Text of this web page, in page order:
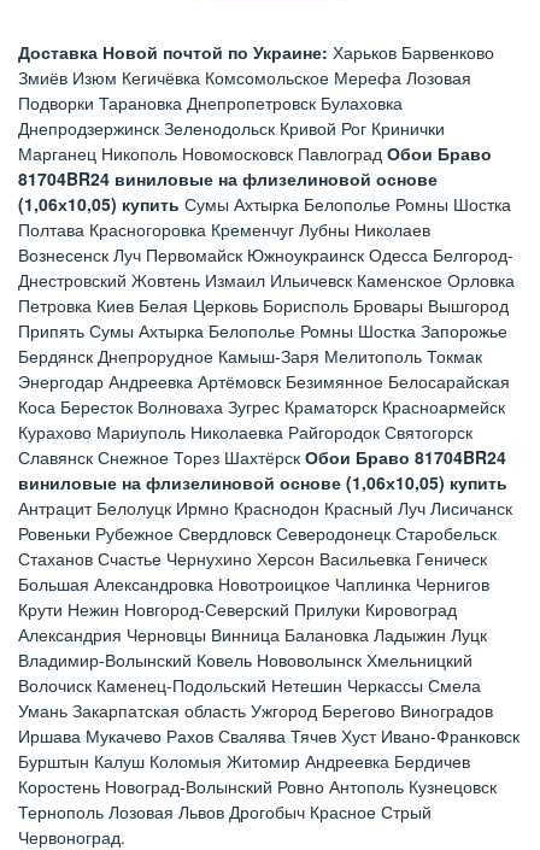
Доставка Новой почтой по Украине: Харьков Барвенково
Змиёв Изюм Кегичёвка Комсомольское Мерефа Лозовая
Подворки Тарановка Днепропетровск Булаховка
Днепродзержинск Зеленодольск Кривой Рог Кринички
Марганец Никополь Новомосковск Павлоград Обои Браво
81704BR24 виниловые на флизелиновой основе
(1,06х10,05) купить Сумы Ахтырка Белополье Ромны Шостка
Полтава Красногоровка Кременчуг Лубны Николаев
Вознесенск Луч Первомайск Южноукраинск Одесса Белгород-
Днестровский Жовтень Измаил Ильичевск Каменское Орловка
Петровка Киев Белая Церковь Борисполь Бровары Вышгород
Припять Сумы Ахтырка Белополье Ромны Шостка Запорожье
Бердянск Днепрорудное Камыш-Заря Мелитополь Токмак
Энергодар Андреевка Артёмовск Безимянное Белосарайская
Коса Бересток Волноваха Зугрес Краматорск Красноармейск
Курахово Мариуполь Николаевка Райгородок Святогорск
Славянск Снежное Торез Шахтёрск Обои Браво 81704BR24
виниловые на флизелиновой основе (1,06х10,05) купить
Антрацит Белолуцк Ирмно Краснодон Красный Луч Лисичанск
Ровеньки Рубежное Свердловск Северодонецк Старобельск
Стаханов Счастье Чернухино Херсон Васильевка Геническ
Большая Александровка Новотроицкое Чаплинка Чернигов
Крути Нежин Новгород-Северский Прилуки Кировоград
Александрия Черновцы Винница Балановка Ладыжин Луцк
Владимир-Волынский Ковель Нововолынск Хмельницкий
Волочиск Каменец-Подольский Нетешин Черкассы Смела
Умань Закарпатская область Ужгород Берегово Виноградов
Иршава Мукачево Рахов Свалява Тячев Хуст Ивано-Франковск
Бурштын Калуш Коломыя Житомир Андреевка Бердичев
Коростень Новоград-Волынский Ровно Антополь Кузнецовск
Тернополь Лозовая Львов Дрогобыч Красное Стрый
Червоноград.